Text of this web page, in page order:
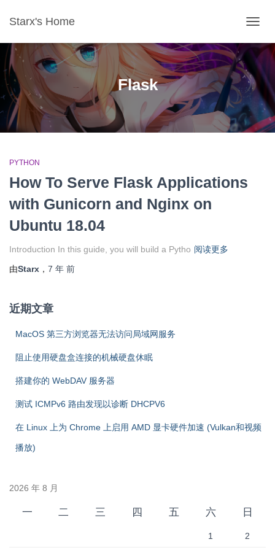
Starx's Home
Flask
PYTHON
How To Serve Flask Applications
with Gunicorn and Nginx on
Ubuntu 18.04
Introduction In this guide, you will build a Pytho 阅读更多
由Starx ， 7 年 前
近期文章
MacOS 第三方浏览器无法访问局域网服务
阻止使用硬盘盒连接的机械硬盘休眠
搭建你的 WebDAV 服务器
测试 ICMPv6 路由发现以诊断 DHCPV6
在 Linux 上为 Chrome 上启用 AMD 显卡硬件加速 (Vulkan和视频
播放)
2026 年 8 月
一 二 三 四 五 六 日
1 2